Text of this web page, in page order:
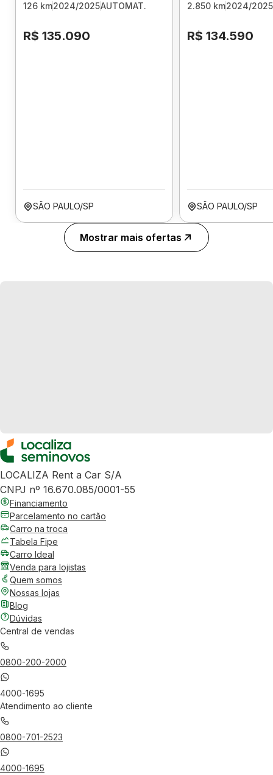
126 km2024/2025AUTOMAT.
R$ 135.090
SÃO PAULO/SP
2.850 km2024/2025
R$ 134.590
SÃO PAULO/SP
Mostrar mais ofertas
LOCALIZA Rent a Car S/A
CNPJ nº 16.670.085/0001-55
Financiamento
Parcelamento no cartão
Carro na troca
Tabela Fipe
Carro Ideal
Venda para lojistas
Quem somos
Nossas lojas
Blog
Dúvidas
Central de vendas
0800-200-2000
4000-1695
Atendimento ao cliente
0800-701-2523
4000-1695